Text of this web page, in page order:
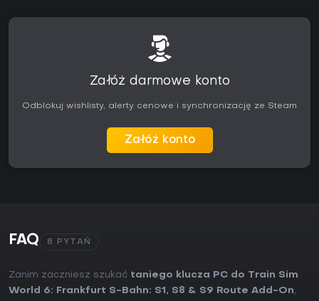
Załóż darmowe konto
Odblokuj wishlisty, alerty cenowe i synchronizację ze Steam
Załóż konto
FAQ 8 PYTAŃ
Zanim zaczniesz szukać taniego klucza PC do Train Sim
World 6: Frankfurt S-Bahn: S1, S8 & S9 Route Add-On,